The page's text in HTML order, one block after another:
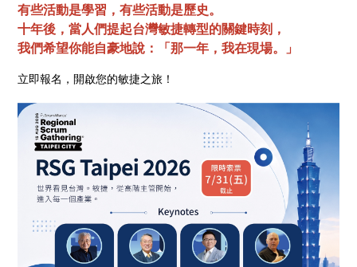
有些活動是學習，有些活動是歷史。
十年後，當人們提起台灣敏捷轉型的關鍵時刻，
我們希望你能自豪地說：「那一年，我在現場。」
立即報名，開啟您的敏捷之旅！